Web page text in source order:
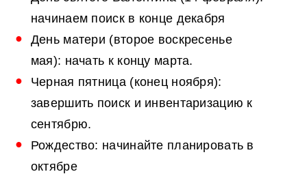
начинаем поиск в конце декабря
День матери (второе воскресенье
мая): начать к концу марта.
Черная пятница (конец ноября):
завершить поиск и инвентаризацию к
сентябрю.
Рождество: начинайте планировать в
октябре